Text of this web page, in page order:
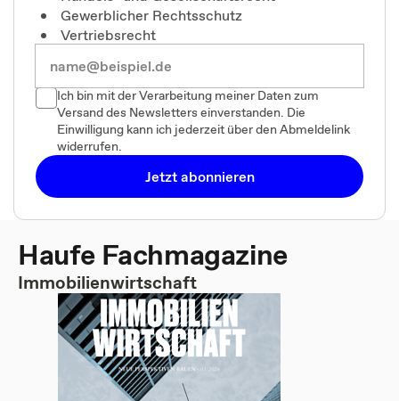
Gewerblicher Rechtsschutz
Vertriebsrecht
Ich bin mit der Verarbeitung meiner Daten zum
Versand des Newsletters einverstanden. Die
Einwilligung kann ich jederzeit über den Abmeldelink
widerrufen.
Jetzt abonnieren
Haufe Fachmagazine
Immobilienwirtschaft